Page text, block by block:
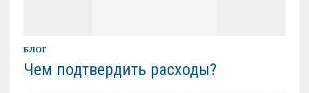
БЛОГ
Чем подтвердить расходы?